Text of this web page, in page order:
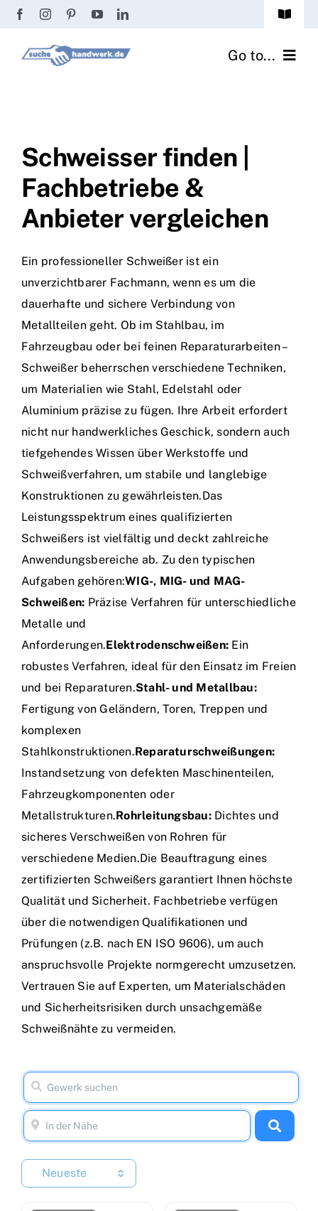
Zum
springen
Toggle
Passwort vergessen? Go to...
Handwerker Ratgeber
Wir über uns
Schweisser finden |
Fachbetriebe &
Anbieter vergleichen
Ein professioneller Schweißer ist ein
unverzichtbarer Fachmann, wenn es um die
dauerhafte und sichere Verbindung von
Metallteilen geht. Ob im Stahlbau, im
Fahrzeugbau oder bei feinen Reparaturarbeiten –
Schweißer beherrschen verschiedene Techniken,
um Materialien wie Stahl, Edelstahl oder
Aluminium präzise zu fügen. Ihre Arbeit erfordert
nicht nur handwerkliches Geschick, sondern auch
tiefgehendes Wissen über Werkstoffe und
Schweißverfahren, um stabile und langlebige
Konstruktionen zu gewährleisten.Das
Leistungsspektrum eines qualifizierten
Schweißers ist vielfältig und deckt zahlreiche
Anwendungsbereiche ab. Zu den typischen
Aufgaben gehören:WIG-, MIG- und MAG-
Schweißen: Präzise Verfahren für unterschiedliche
Metalle und
Anforderungen.Elektrodenschweißen: Ein
robustes Verfahren, ideal für den Einsatz im Freien
und bei Reparaturen.Stahl- und Metallbau:
Fertigung von Geländern, Toren, Treppen und
komplexen
Stahlkonstruktionen.Reparaturschweißungen:
Instandsetzung von defekten Maschinenteilen,
Fahrzeugkomponenten oder
Metallstrukturen.Rohrleitungsbau:Dichtes und
sicheres Verschweißen von Rohren für
verschiedene Medien.Die Beauftragung eines
zertifizierten Schweißers garantiert Ihnen höchste
Qualität und Sicherheit. Fachbetriebe verfügen
über die notwendigen Qualifikationen und
Prüfungen (z.B. nach EN ISO 9606), um auch
anspruchsvolle Projekte normgerecht umzusetzen.
Vertrauen Sie auf Experten, um Materialschäden
und Sicherheitsrisiken durch unsachgemäße
Schweißnähte zu vermeiden.
Neueste